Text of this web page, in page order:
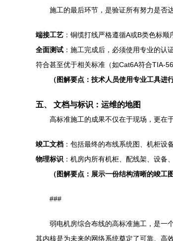
施工的最后环节，是验证所有努力是否
端接工艺 ：铜缆打线严格遵循A或B类色标
全面测试 ：施工完成后，必须使用专业的认
符合甚至优于相关标准（如Cat6A符合TIA-
（图解要点：技术人员使用专业工具进
五、 文档与标识：运维的地图
高标准施工的成果不仅在于现场，更在
竣工文档 ：包括最终的布线系统图、机柜设
物理标识 ：机房内所有机柜、配线架、设备
（图解要点：展示一份结构清晰的竣工
###
弱电机房综合布线的高标准施工，是一
其内核是为未来的网络系统奠定了可靠、高